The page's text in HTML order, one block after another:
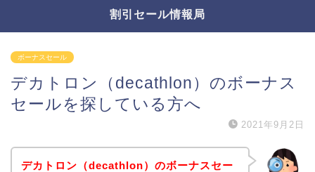
割引セール情報局
ボーナスセール
デカトロン（decathlon）のボーナス
セールを探している方へ
2021年9月2日
デカトロン（decathlon）のボーナスセー